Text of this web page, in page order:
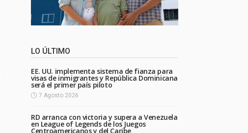
LO ÚLTIMO
EE. UU. implementa sistema de fianza para
visas de inmigrantes y República Dominicana
será el primer país piloto
7 Agosto 2026
RD arranca con victoria y supera a Venezuela
en League of Legends de los Juegos
Centroamericanos y del Caribe